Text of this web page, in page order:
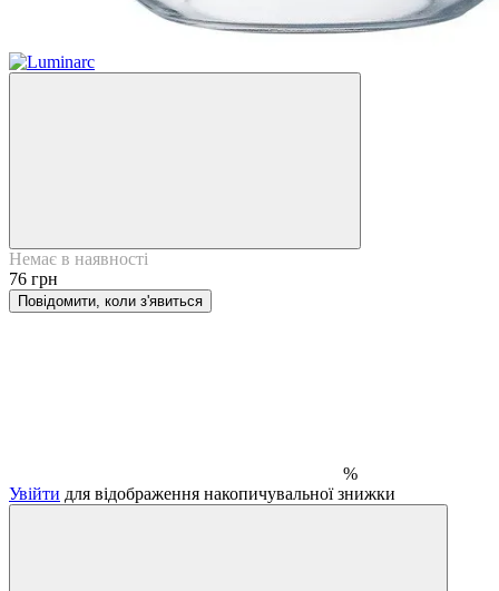
Немає в наявності
76 грн
Повідомити, коли з'явиться
%
Увійти для відображення накопичувальної знижки